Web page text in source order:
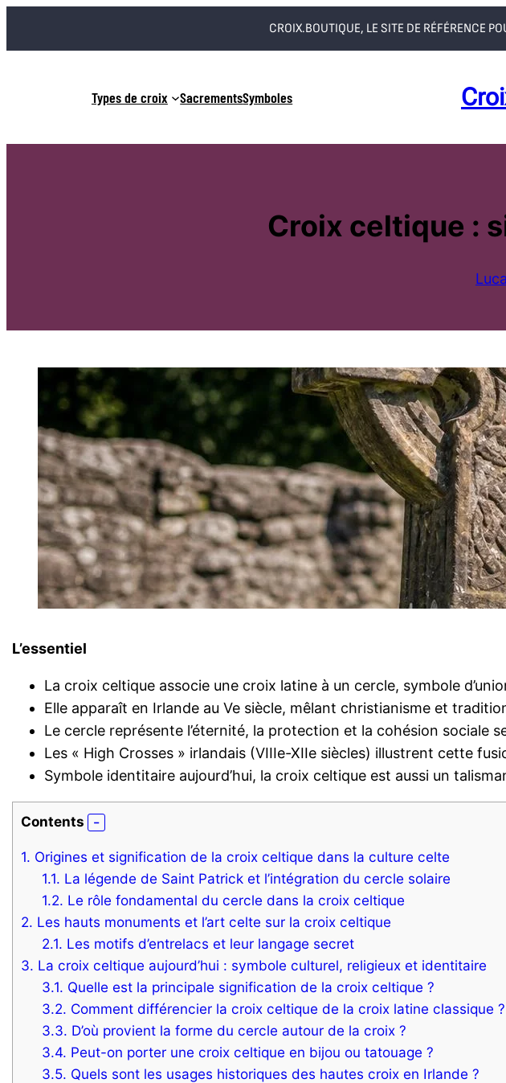
CROIX.BOUTIQUE, LE SITE DE RÉFÉRENCE
Types de croix SacrementsSymboles
Croix celtique :
L’essentiel
La croix celtique associe une croix latine à un cercle, symbole
Elle apparaît en Irlande au Ve siècle, mêlant christianisme et
Le cercle représente l’éternité, la protection et la cohésion sociale
Les « High Crosses » irlandais (VIIIe-XIIe siècles) illustrent cette
Symbole identitaire aujourd’hui, la croix celtique est aussi un
Contents
1. Origines et signification de la croix celtique dans la culture celte
1.1. La légende de Saint Patrick et l’intégration du cercle solaire
1.2. Le rôle fondamental du cercle dans la croix celtique
2. Les hauts monuments et l’art celte sur la croix celtique
2.1. Les motifs d’entrelacs et leur langage secret
3. La croix celtique aujourd’hui : symbole culturel, religieux et identitaire
3.1. Quelle est la principale signification de la croix celtique ?
3.2. Comment différencier la croix celtique de la croix latine classique ?
3.3. D’où provient la forme du cercle autour de la croix ?
3.4. Peut-on porter une croix celtique en bijou ou tatouage ?
3.5. Quels sont les usages historiques des hautes croix en Irlande ?